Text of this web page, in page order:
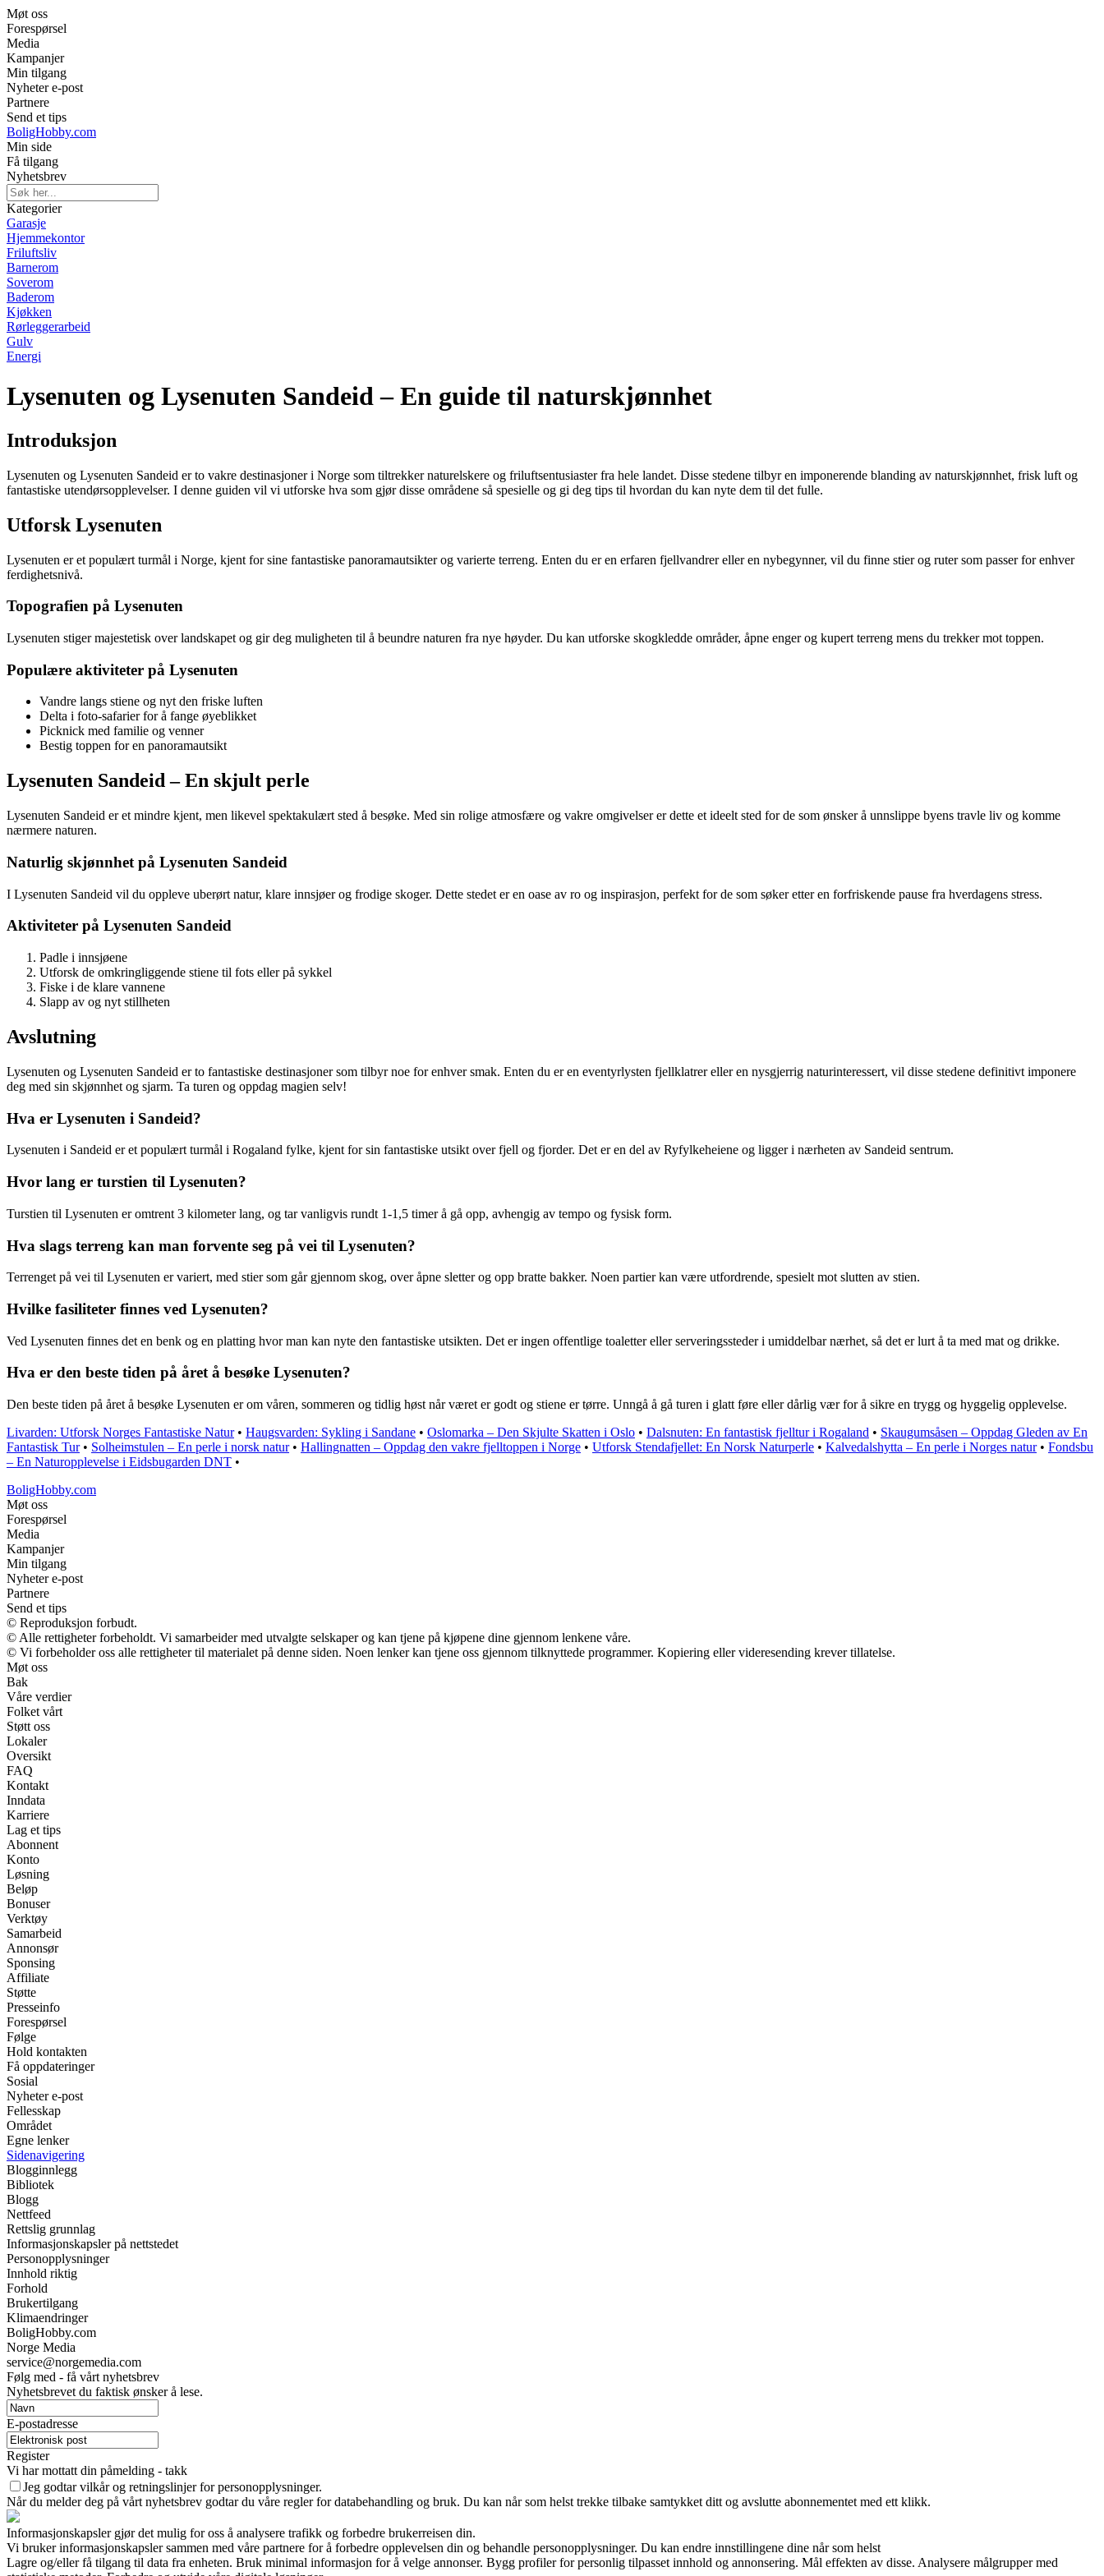
Møt oss
Forespørsel
Media
Kampanjer
Min tilgang
Nyheter e-post
Partnere
Send et tips
BoligHobby.com
Min side
Få tilgang
Nyhetsbrev
Kategorier
Garasje
Hjemmekontor
Friluftsliv
Barnerom
Soverom
Baderom
Kjøkken
Rørleggerarbeid
Gulv
Energi
Lysenuten og Lysenuten Sandeid – En guide til naturskjønnhet
Introduksjon
Lysenuten og Lysenuten Sandeid er to vakre destinasjoner i Norge som tiltrekker naturelskere og friluftsentusiaster fra hele landet. Disse stedene tilbyr en imponerende blanding av naturskjønnhet, frisk luft og
fantastiske utendørsopplevelser. I denne guiden vil vi utforske hva som gjør disse områdene så spesielle og gi deg tips til hvordan du kan nyte dem til det fulle.
Utforsk Lysenuten
Lysenuten er et populært turmål i Norge, kjent for sine fantastiske panoramautsikter og varierte terreng. Enten du er en erfaren fjellvandrer eller en nybegynner, vil du finne stier og ruter som passer for enhver
ferdighetsnivå.
Topografien på Lysenuten
Lysenuten stiger majestetisk over landskapet og gir deg muligheten til å beundre naturen fra nye høyder. Du kan utforske skogkledde områder, åpne enger og kupert terreng mens du trekker mot toppen.
Populære aktiviteter på Lysenuten
Vandre langs stiene og nyt den friske luften
Delta i foto-safarier for å fange øyeblikket
Picknick med familie og venner
Bestig toppen for en panoramautsikt
Lysenuten Sandeid – En skjult perle
Lysenuten Sandeid er et mindre kjent, men likevel spektakulært sted å besøke. Med sin rolige atmosfære og vakre omgivelser er dette et ideelt sted for de som ønsker å unnslippe byens travle liv og komme
nærmere naturen.
Naturlig skjønnhet på Lysenuten Sandeid
I Lysenuten Sandeid vil du oppleve uberørt natur, klare innsjøer og frodige skoger. Dette stedet er en oase av ro og inspirasjon, perfekt for de som søker etter en forfriskende pause fra hverdagens stress.
Aktiviteter på Lysenuten Sandeid
Padle i innsjøene
Utforsk de omkringliggende stiene til fots eller på sykkel
Fiske i de klare vannene
Slapp av og nyt stillheten
Avslutning
Lysenuten og Lysenuten Sandeid er to fantastiske destinasjoner som tilbyr noe for enhver smak. Enten du er en eventyrlysten fjellklatrer eller en nysgjerrig naturinteressert, vil disse stedene definitivt imponere
deg med sin skjønnhet og sjarm. Ta turen og oppdag magien selv!
Hva er Lysenuten i Sandeid?
Lysenuten i Sandeid er et populært turmål i Rogaland fylke, kjent for sin fantastiske utsikt over fjell og fjorder. Det er en del av Ryfylkeheiene og ligger i nærheten av Sandeid sentrum.
Hvor lang er turstien til Lysenuten?
Turstien til Lysenuten er omtrent 3 kilometer lang, og tar vanligvis rundt 1-1,5 timer å gå opp, avhengig av tempo og fysisk form.
Hva slags terreng kan man forvente seg på vei til Lysenuten?
Terrenget på vei til Lysenuten er variert, med stier som går gjennom skog, over åpne sletter og opp bratte bakker. Noen partier kan være utfordrende, spesielt mot slutten av stien.
Hvilke fasiliteter finnes ved Lysenuten?
Ved Lysenuten finnes det en benk og en platting hvor man kan nyte den fantastiske utsikten. Det er ingen offentlige toaletter eller serveringssteder i umiddelbar nærhet, så det er lurt å ta med mat og drikke.
Hva er den beste tiden på året å besøke Lysenuten?
Den beste tiden på året å besøke Lysenuten er om våren, sommeren og tidlig høst når været er godt og stiene er tørre. Unngå å gå turen i glatt føre eller dårlig vær for å sikre en trygg og hyggelig opplevelse.
Livarden: Utforsk Norges Fantastiske Natur• Haugsvarden: Sykling i Sandane • Oslomarka – Den Skjulte Skatten i Oslo • Dalsnuten: En fantastisk fjelltur i Rogaland • Skaugumsåsen – Oppdag Gleden av En
Fantastisk Tur• Solheimstulen – En perle i norsk natur• Hallingnatten – Oppdag den vakre fjelltoppen i Norge • Utforsk Stendafjellet: En Norsk Naturperle • Kalvedalshytta – En perle i Norges natur• Fondsbu
– En Naturopplevelse i Eidsbugarden DNT •
BoligHobby.com
Møt oss
Forespørsel
Media
Kampanjer
Min tilgang
Nyheter e-post
Partnere
Send et tips
© Reproduksjon forbudt.
© Alle rettigheter forbeholdt. Vi samarbeider med utvalgte selskaper og kan tjene på kjøpene dine gjennom lenkene våre.
© Vi forbeholder oss alle rettigheter til materialet på denne siden. Noen lenker kan tjene oss gjennom tilknyttede programmer. Kopiering eller videresending krever tillatelse.
Møt oss
Bak
Våre verdier
Folket vårt
Støtt oss
Lokaler
Oversikt
FAQ
Kontakt
Inndata
Karriere
Lag et tips
Abonnent
Konto
Løsning
Beløp
Bonuser
Verktøy
Samarbeid
Annonsør
Sponsing
Affiliate
Støtte
Presseinfo
Forespørsel
Følge
Hold kontakten
Få oppdateringer
Sosial
Nyheter e-post
Fellesskap
Området
Egne lenker
Sidenavigering
Blogginnlegg
Bibliotek
Blogg
Nettfeed
Rettslig grunnlag
Informasjonskapsler på nettstedet
Personopplysninger
Innhold riktig
Forhold
Brukertilgang
Klimaendringer
BoligHobby.com
Norge Media
service@norgemedia.com
Følg med - få vårt nyhetsbrev
Nyhetsbrevet du faktisk ønsker å lese.
E-postadresse
Register
Vi har mottatt din påmelding - takk
Jeg godtar vilkår og retningslinjer for personopplysninger.
Når du melder deg på vårt nyhetsbrev godtar du våre regler for databehandling og bruk. Du kan når som helst trekke tilbake samtykket ditt og avslutte abonnementet med ett klikk.
Informasjonskapsler gjør det mulig for oss å analysere trafikk og forbedre brukerreisen din.
Vi bruker informasjonskapsler sammen med våre partnere for å forbedre opplevelsen din og behandle personopplysninger. Du kan endre innstillingene dine når som helst
Lagre og/eller få tilgang til data fra enheten. Bruk minimal informasjon for å velge annonser. Bygg profiler for personlig tilpasset innhold og annonsering. Mål effekten av disse. Analysere målgrupper med